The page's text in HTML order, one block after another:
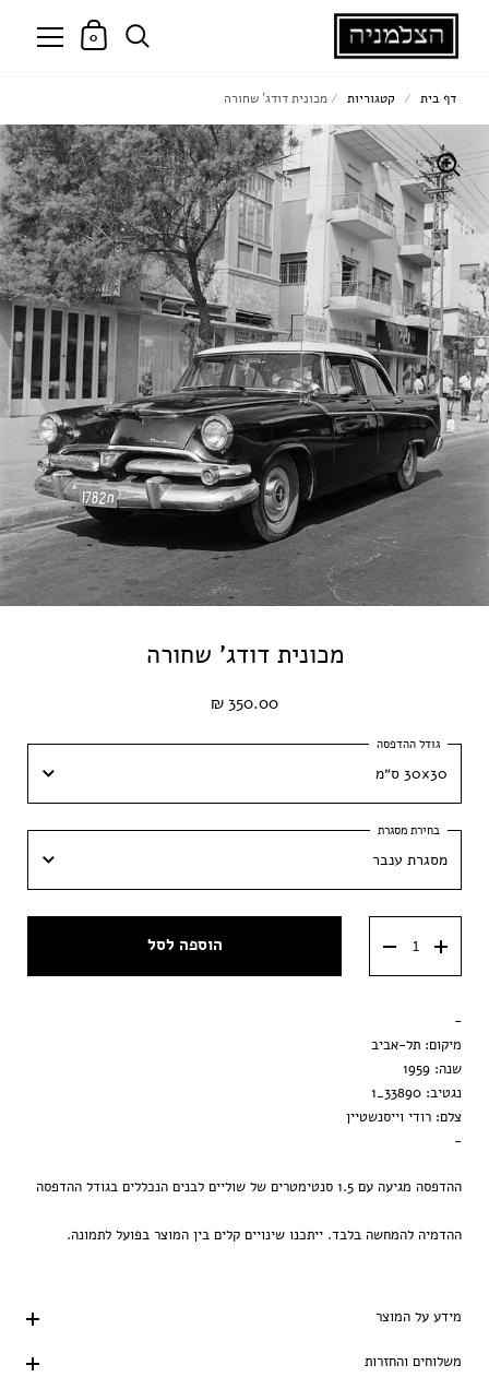
0
מכונית דודג' שחורה
350.00 ₪
30x30 ס״מ
30x30 ס״מ
40x40 ס״מ
50x50 ס״מ
מסגרת ענבר
מסגרת וונגה
הדפסה בלבד
הוספה לסל
-
מיקום: תל-אביב
שנה: 1959
נגטיב: 33890_1
צלם: רודי וייסנשטיין
-
ההדפסה מגיעה עם 1.5 סנטימטרים של שוליים לבנים הנכללים בגודל ההדפסה
ההדמיה להמחשה בלבד. ייתכנו שינויים קלים בין המוצר בפועל לתמונה.
מידע על המוצר
משלוחים והחזרות
דף בית / קטגוריות / מכונית דודג' שחורה